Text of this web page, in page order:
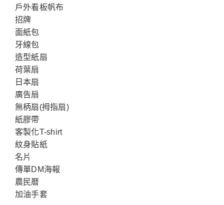
戶外看板帆布
招牌
面紙包
牙線包
造型紙扇
荷葉扇
日本扇
廣告扇
無柄扇(拇指扇)
紙膠帶
客製化T-shirt
紋身貼紙
名片
傳單DM海報
農民暦
加油手套